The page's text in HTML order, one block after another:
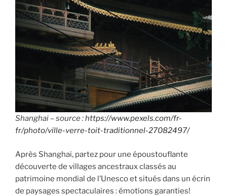
Shanghai – source :https://www.pexels.com/fr-
fr/photo/ville-verre-toit-traditionnel-27082497/
Après Shanghai, partez pour une époustouflante
découverte de villages ancestraux classés au
patrimoine mondial de l’Unesco et situés dans un écrin
de paysages spectaculaires : émotions garanties!